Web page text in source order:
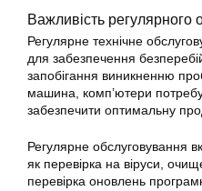
Важливість регулярного
Регулярне технічне
для забезпечення
запобігання виникненню
машина, комп’ютери
забезпечити оптимальну
Регулярне обслуговування
як перевірка на віруси,
перевірка оновлень